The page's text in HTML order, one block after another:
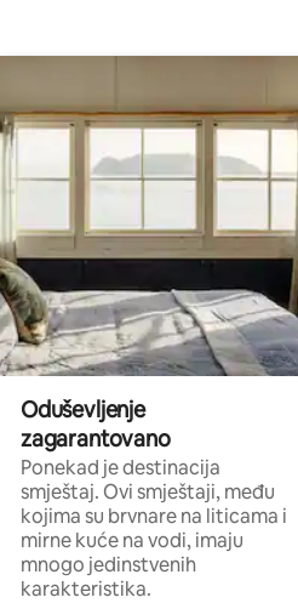
Oduševljenje
zagarantovano
Ponekad je destinacija
smještaj. Ovi smještaji, među
kojima su brvnare na liticama i
mirne kuće na vodi, imaju
mnogo jedinstvenih
karakteristika.